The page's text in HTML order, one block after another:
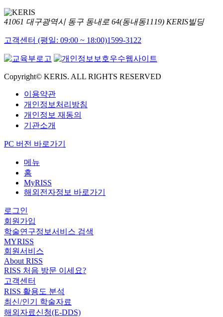
41061 대구광역시 동구 동내로 64(동내동1119) KERIS빌딩
고객센터 (평일: 09:00 ~ 18:00)1599-3122
Copyright© KERIS. ALL RIGHTS RESERVED
이용약관
개인정보처리방침
개인정보 재동의
기관소개
PC 버전 바로가기
메뉴
홈
MyRISS
해외전자정보 바로가기
로그인
회원가입
학술연구정보서비스 검색
MYRISS
회원서비스
About RISS
RISS 처음 방문 이세요?
고객센터
RISS 활용도 분석
최신/인기 학술자료
해외자료신청(E-DDS)